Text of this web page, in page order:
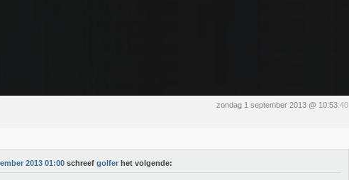
zondag 1 september 2013 @ 10:53:40
2013 01:00 schreef golfer het volgende: